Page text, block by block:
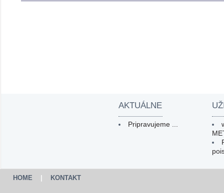
AKTUÁLNE
Pripravujeme ...
HOME KONTAKT